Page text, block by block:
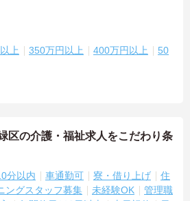
上 350万円以上 400万円以上
50
区の介護・福祉求人をこだわり条
分以内 車通勤可 寮・借り上げ
住
ングスタッフ募集 未経験OK
管理職